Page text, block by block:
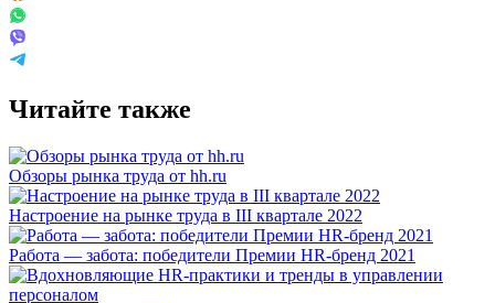
Читайте также
Обзоры рынка труда от hh.ru
Настроение на рынке труда в III квартале 2022
Работа — забота: победители Премии HR-бренд 2021